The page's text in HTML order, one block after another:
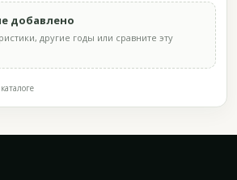
добавлено
другие годы или сравните эту